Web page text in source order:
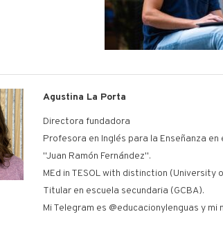
Agustina La Porta
Directora fundadora
Profesora en Inglés para la Enseñanza en
"Juan Ramón Fernández".
MEd in TESOL with distinction (University
Titular en escuela secundaria (GCBA).
Mi Telegram es @educacionylenguas y